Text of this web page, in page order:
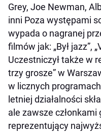
Grey, Joe Newman,
inni Poza występami
wypada o nagranej
filmów jak: „Był jazz”,
Uczestniczył także w
trzy grosze” w
w licznych
letniej działalności
ale zawsze
reprezentujący